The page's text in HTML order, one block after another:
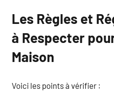
Les Règles et
à Respecter
Maison
Voici les points à vérifier :